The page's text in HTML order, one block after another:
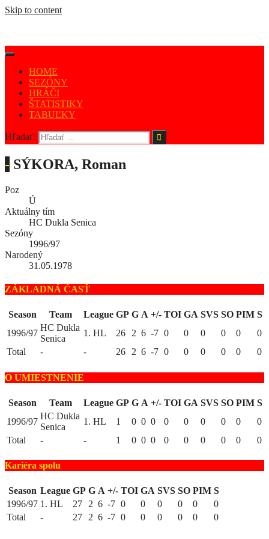
Skip to content
HOME
SEZÓNY
HRÁČI
ŠTATISTIKY
TABUĽKY
Hľadať:
- SÝKORA, Roman
Poz
Ú
Aktuálny tím
HC Dukla Senica
Sezóny
1996/97
Narodený
31.05.1978
ZÁKLADNÁ ČASŤ
Season Team League GP G A +/- TOI GA SVS SO PIM S
1996/97
HC Dukla
Senica
1. HL 26 2 6 -7 0 0 0 0 0
0
Total
- - 26 2 6 -7 0 0 0 0 0 0
O UMIESTNENIE
Season Team League GP G A +/- TOI GA SVS SO PIM S
1996/97
HC Dukla
Senica
1. HL 1 0 0 0 0 0 0 0 0
0
Total
- - 1 0 0 0 0 0 0 0 0 0
Kariéra spolu
Season League GP G A +/- TOI GA SVS SO PIM S
1996/97 1. HL 27 2 6 -7 0 0 0 0 0
0
Total
- 27 2 6 -7 0 0 0 0 0 0